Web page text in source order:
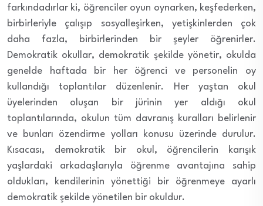
farkındadırlar ki, öğrenciler oyun oynarken, keşfederken,
birbirleriyle çalışıp sosyalleşirken, yetişkinlerden çok
daha fazla, birbirlerinden bir şeyler öğrenirler.
Demokratik okullar, demokratik şekilde yönetir, okulda
genelde haftada bir her öğrenci ve personelin oy
kullandığı toplantılar düzenlenir. Her yaştan okul
üyelerinden oluşan bir jürinin yer aldığı okul
toplantılarında, okulun tüm davranış kuralları belirlenir
ve bunları özendirme yolları konusu üzerinde durulur.
Kısacası, demokratik bir okul, öğrencilerin karışık
yaşlardaki arkadaşlarıyla öğrenme avantajına sahip
oldukları, kendilerinin yönettiği bir öğrenmeye ayarlı
demokratik şekilde yönetilen bir okuldur.